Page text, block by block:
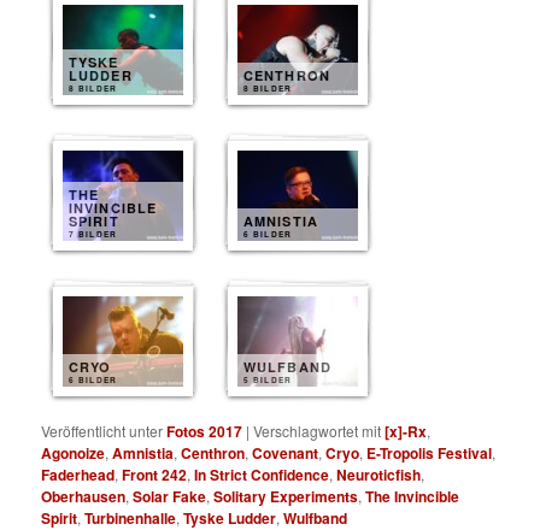
TYSKE
LUDDER
8 BILDER
CENTHRON
8 BILDER
THE
INVINCIBLE
SPIRIT
7 BILDER
AMNISTIA
6 BILDER
CRYO
6 BILDER
WULFBAND
5 BILDER
Veröffentlicht unterFotos 2017 |Verschlagwortet mit[x]-Rx,
Agonoize,Amnistia,Centhron,Covenant,Cryo, E-Tropolis Festival,
Faderhead,Front 242,In Strict Confidence,Neuroticfish,
Oberhausen,Solar Fake,Solitary Experiments,The Invincible
Spirit,Turbinenhalle,Tyske Ludder,Wulfband